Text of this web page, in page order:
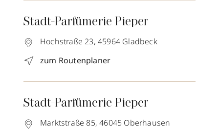
Stadt-Parfümerie Pieper
Hochstraße 23, 45964 Gladbeck
zum Routenplaner
Stadt-Parfümerie Pieper
Marktstraße 85, 46045 Oberhausen